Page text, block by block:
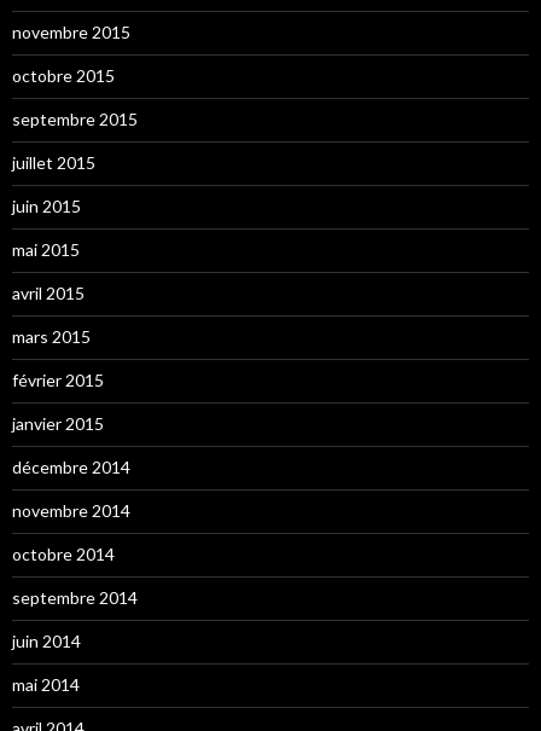
novembre 2015
octobre 2015
septembre 2015
juillet 2015
juin 2015
mai 2015
avril 2015
mars 2015
février 2015
janvier 2015
décembre 2014
novembre 2014
octobre 2014
septembre 2014
juin 2014
mai 2014